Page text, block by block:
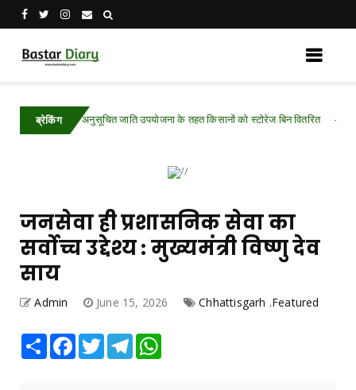
ब्रेकिंग
अनुसूचित जाति उपयोजना के तहत किसानों को स्टोरेज बिन वितरित
जनसेवा ही प्रशासनिक सेवा का
सर्वोच्च उद्देश्य : मुख्यमंत्री विष्णु देव
साय
Admin June 15, 2026 Chhattisgarh .Featured
Share Facebook
TwitterTelegram